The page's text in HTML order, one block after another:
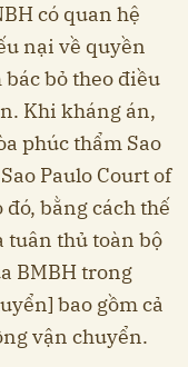
có quan hệ
nại về quyền
bỏ theo điều
Khi kháng án,
phúc thẩm Sao
Paulo Court of
bằng cách thế
tuân thủ toàn bộ
BMBH trong
bao gồm cả
vận chuyển.